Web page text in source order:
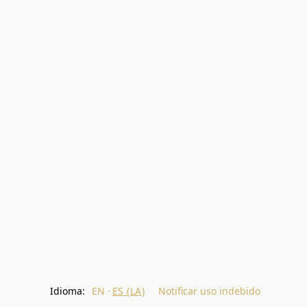
Idioma: EN ES (LA) Notificar uso indebido